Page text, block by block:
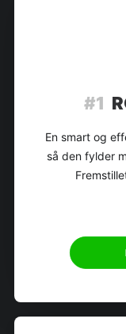
#1
En smart og
så den fylder